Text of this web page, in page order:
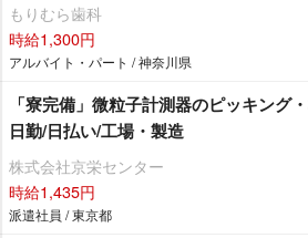
もりむら歯科
時給1,300円
アルバイト・パート / 神奈川県
「寮完備」微粒子計測器のピッキング
日勤/日払い/工場・製造
株式会社京栄センター
時給1,435円
派遣社員 / 東京都